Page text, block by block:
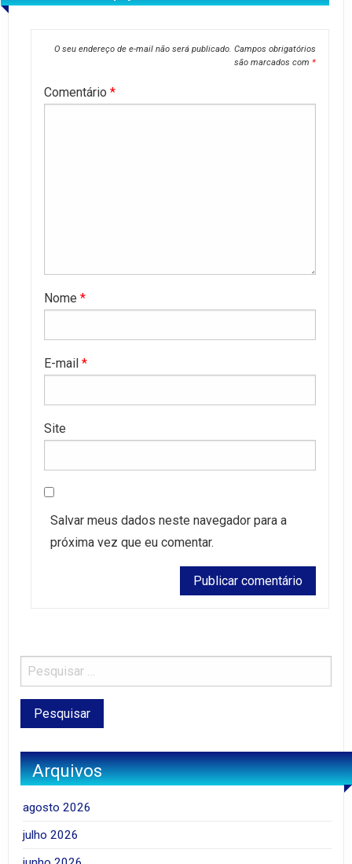
O seu endereço de e-mail não será publicado. Campos obrigatórios
são marcados com *
Comentário *
Nome *
E-mail *
Site
Salvar meus dados neste navegador para a
próxima vez que eu comentar.
Arquivos
agosto 2026
julho 2026